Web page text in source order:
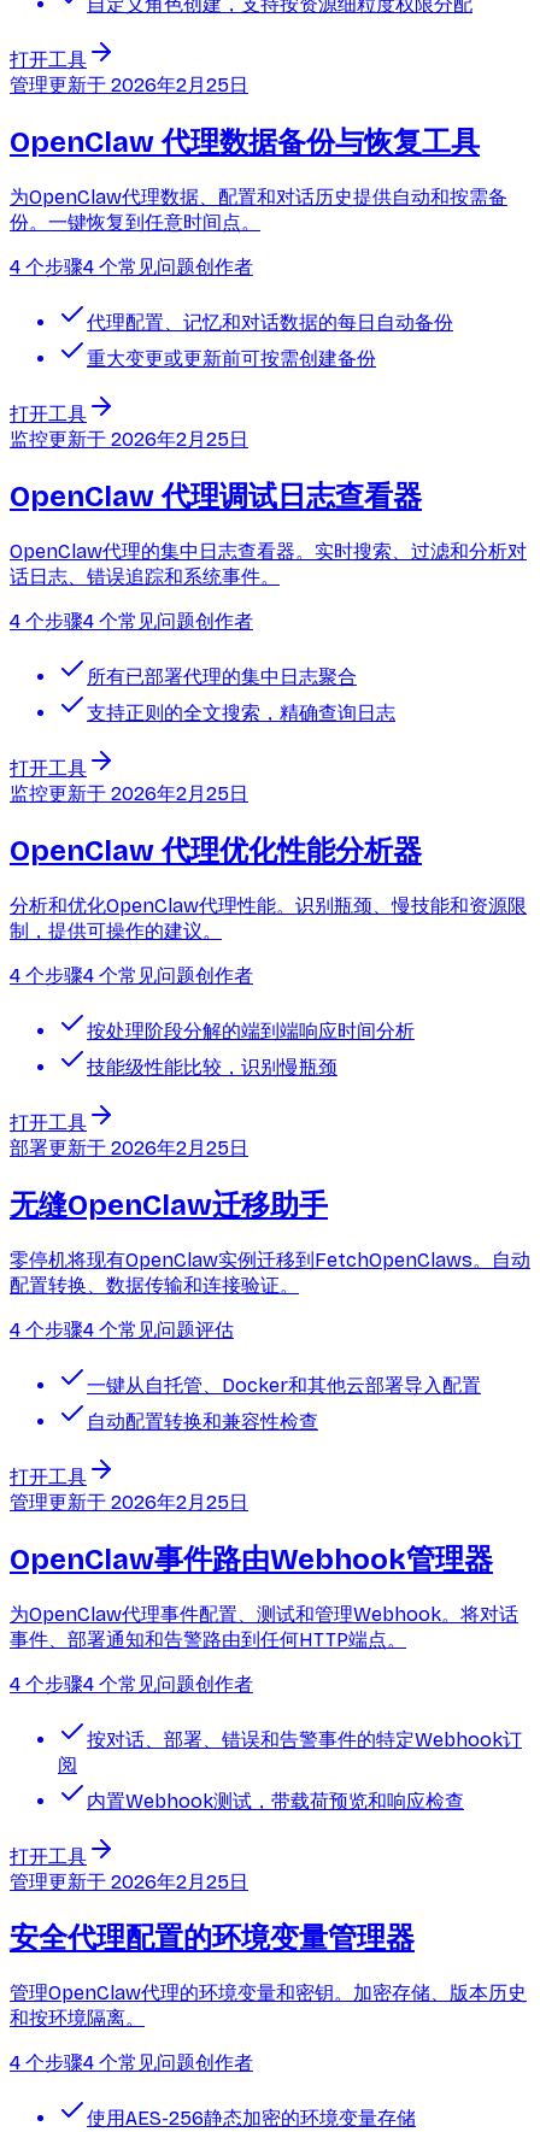
自定义角色创建，支持按资源细粒度权限分配
打开工具
管理更新于 2026年2月25日
OpenClaw 代理数据备份与恢复工具
为OpenClaw代理数据、配置和对话历史提供自动和按需备
份。一键恢复到任意时间点。
4 个步骤4 个常见问题创作者
代理配置、记忆和对话数据的每日自动备份
重大变更或更新前可按需创建备份
打开工具
监控更新于 2026年2月25日
OpenClaw 代理调试日志查看器
OpenClaw代理的集中日志查看器。实时搜索、过滤和分析对
话日志、错误追踪和系统事件。
4 个步骤4 个常见问题创作者
所有已部署代理的集中日志聚合
支持正则的全文搜索，精确查询日志
打开工具
监控更新于 2026年2月25日
OpenClaw 代理优化性能分析器
分析和优化OpenClaw代理性能。识别瓶颈、慢技能和资源限
制，提供可操作的建议。
4 个步骤4 个常见问题创作者
按处理阶段分解的端到端响应时间分析
技能级性能比较，识别慢瓶颈
打开工具
部署更新于 2026年2月25日
无缝OpenClaw迁移助手
零停机将现有OpenClaw实例迁移到FetchOpenClaws。自动
配置转换、数据传输和连接验证。
4 个步骤4 个常见问题评估
一键从自托管、Docker和其他云部署导入配置
自动配置转换和兼容性检查
打开工具
管理更新于 2026年2月25日
OpenClaw事件路由Webhook管理器
为OpenClaw代理事件配置、测试和管理Webhook。将对话
事件、部署通知和告警路由到任何HTTP端点。
4 个步骤4 个常见问题创作者
按对话、部署、错误和告警事件的特定Webhook订
阅
内置Webhook测试，带载荷预览和响应检查
打开工具
管理更新于 2026年2月25日
安全代理配置的环境变量管理器
管理OpenClaw代理的环境变量和密钥。加密存储、版本历史
和按环境隔离。
4 个步骤4 个常见问题创作者
使用AES-256静态加密的环境变量存储